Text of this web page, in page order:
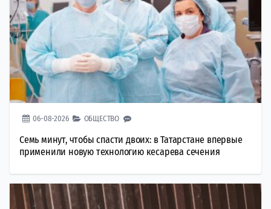
06-08-2026 ОБЩЕСТВО
Семь минут, чтобы спасти двоих: в Татарстане впервые
применили новую технологию кесарева сечения